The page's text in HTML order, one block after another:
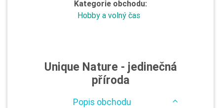
Kategorie obchodu:
Hobby a volný čas
Unique Nature - jedinečná
příroda
Popis obchodu